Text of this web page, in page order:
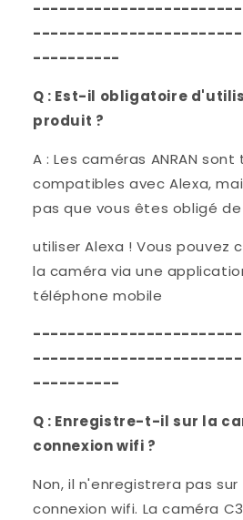
----------
Q : Est-il obligatoire
produit ?
A : Les caméras ANRAN
compatibles avec Alexa,
pas que vous êtes obligé de
utiliser Alexa ! Vous pouvez
la caméra via une
téléphone mobile
----------
Q : Enregistre-t-il sur la
connexion wifi ?
Non, il n'enregistrera pas
connexion wifi. La caméra